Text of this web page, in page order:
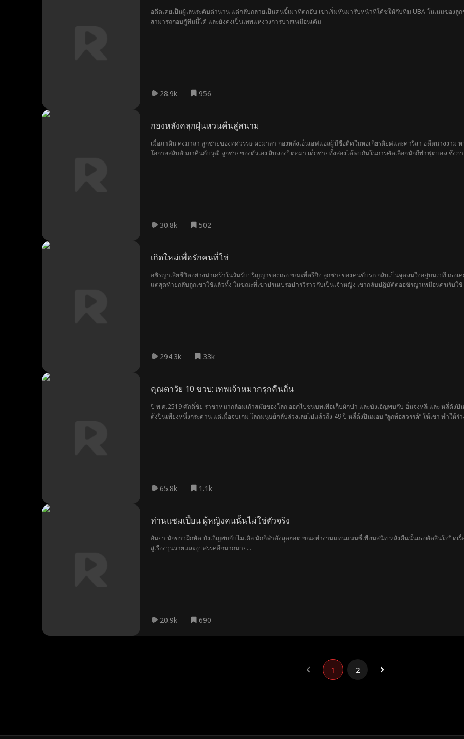
อดีตเคยเป็นผู้เล่นระดับตำนาน แต่กลับกลายเป็นคนขี้เมาที่ตกอับ เขาเริ่มหันมารับหน้าที่โค้ชให้กับทีม UBA โนเนมของลู
สามารถกอบกู้ทีมนี้ได้ และยังคงเป็นเทพแห่งวงการบาสเหมือนเดิม
28.9k 956
กองหลังคลุกฝุ่นหวนคืนสู่สนาม
เมื่อภาคิน คงมาลา ลูกชายของทศวรรษ คงมาลา กองหลังเอ็นเอฟแอลผู้มีชื่อติดในหอเกียรติยศและคาริสา อดีตนางงาม
โอกาสสลับตัวภาคินกับวุฒิ ลูกชายของตัวเอง สิบสองปีต่อมา เด็กชายทั้งสองได้พบกันในการคัดเลือกนักกีฬาฟุตบอล ซึ่ง
30.8k 502
เกิดใหม่เพื่อรักคนที่ใช่
อชิรญาเสียชีวิตอย่างน่าเศร้าในวันรับปริญญาของเธอ ขณะที่ตรีกิจ ลูกชายของคนขับรถ กลับเป็นจุดสนใจอยู่บนเวที เธอ
แต่สุดท้ายกลับถูกเขาใช้แล้วทิ้ง ในขณะที่เขาปรนเปรอปารวีราวกับเป็นเจ้าหญิง เขากลับปฏิบัติต่ออชิรญาเหมือนคนรับใ
294.3k 33k
คุณตาวัย 10 ขวบ: เทพเจ้าหมากรุกคืนถิ่น
ปี พ.ศ.2519 ศักดิ์ชัย ราชาหมากล้อมเก้าสมัยของโลก ออกไปชนบทเพื่อเก็บผักป่า และบังเอิญพบกับ ฮั่นจงหลี และ หลี่ต้ง
ต้งปินเพียงหนึ่งกระดาน แต่เมื่อจบเกม โลกมนุษย์กลับล่วงเลยไปแล้วถึง 49 ปี หลี่ต้งปินมอบ “ลูกท้อสวรรค์” ให้เขา ทำให้
65.8k 1.1k
ท่านแชมเปี้ยน ผู้หญิงคนนั้นไม่ใช่ตัวจริง
อันย่า นักข่าวฝึกหัด บังเอิญพบกับไมเคิล นักกีฬาดังสุดฮอต ขณะทำงานแทนแนนซี่เพื่อนสนิท หลังคืนนั้นเธอตัดสินใจปิดเ
สู่เรื่องวุ่นวายและอุปสรรคอีกมากมาย...
20.9k 690
1 2